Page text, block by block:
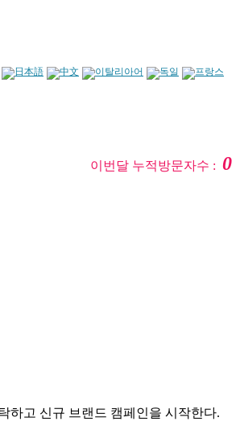
이번달 누적방문자수 :0
하고 신규 브랜드 캠페인을 시작한다.